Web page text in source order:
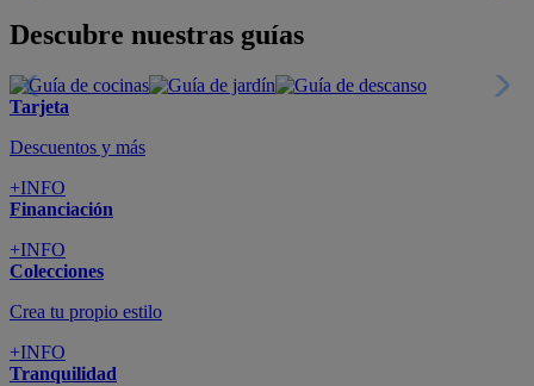
Descubre nuestras guías
Tarjeta
Descuentos y más
+INFO
Financiación
+INFO
Colecciones
Crea tu propio estilo
+INFO
Tranquilidad